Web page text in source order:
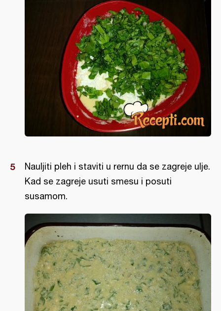
Nauljiti pleh i staviti u rernu da se zagreje ulje.
Kad se zagreje usuti smesu i posuti
susamom.